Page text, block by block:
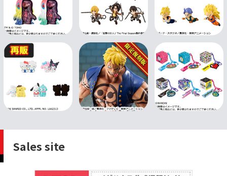
Sales site